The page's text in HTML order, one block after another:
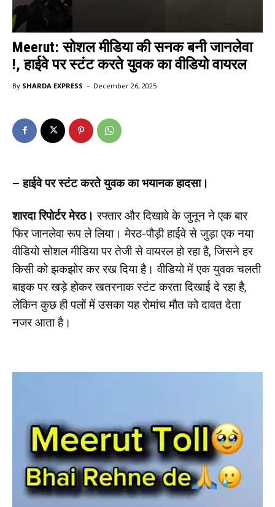
Meerut: सोशल मीडिया की सनक बनी जानलेवा
!, हाईवे पर स्टंट करते युवक का वीडियो वायरल
By SHARDA EXPRESS - December 26, 2025
– हाईवे पर स्टंट करते युवक का भयानक हादसा।
शारदा रिपोर्टर मेरठ। रफ्तार और दिखावे के जुनून ने एक बार
फिर जानलेवा रूप ले लिया। मेरठ-पौड़ी हाईवे से जुड़ा एक नया
वीडियो सोशल मीडिया पर तेजी से वायरल हो रहा है, जिसने हर
किसी को झकझोर कर रख दिया है। वीडियो में एक युवक चलती
बाइक पर खड़े होकर खतरनाक स्टंट करता दिखाई दे रहा है,
लेकिन कुछ ही पलों में उसका यह रोमांच मौत को दावत देता
नजर आता है।